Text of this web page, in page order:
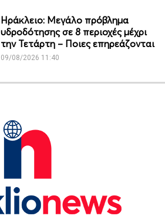
Ηράκλειο: Μεγάλο πρόβλημα
υδροδότησης σε 8 περιοχές μέχρι
την Τετάρτη – Ποιες επηρεάζονται
09/08/2026 11:40